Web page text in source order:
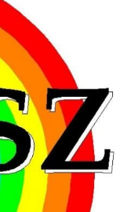
politiques
et son parti
large victoire,
Orban,…